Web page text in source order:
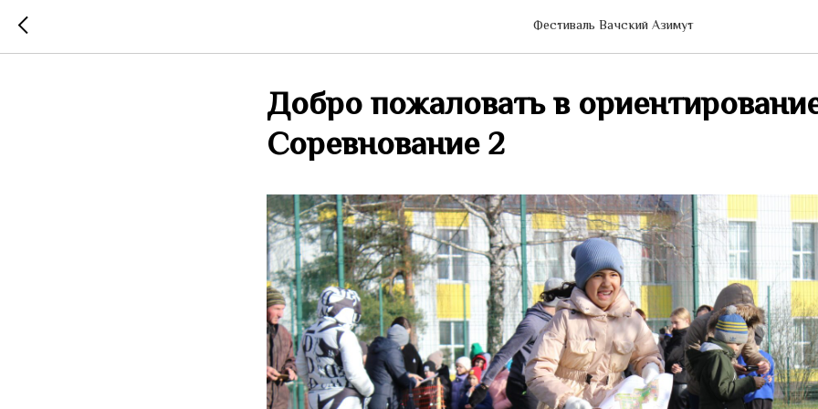
Фестиваль Вачский Азимут
Добро пожаловать в
Соревнование 2